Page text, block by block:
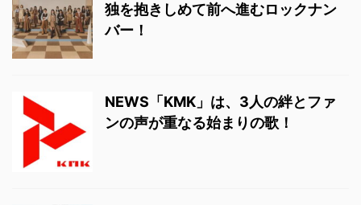
独を抱きしめて前へ進むロックナン
バー！
NEWS「KMK」は、3人の絆とファ
ンの声が重なる始まりの歌！